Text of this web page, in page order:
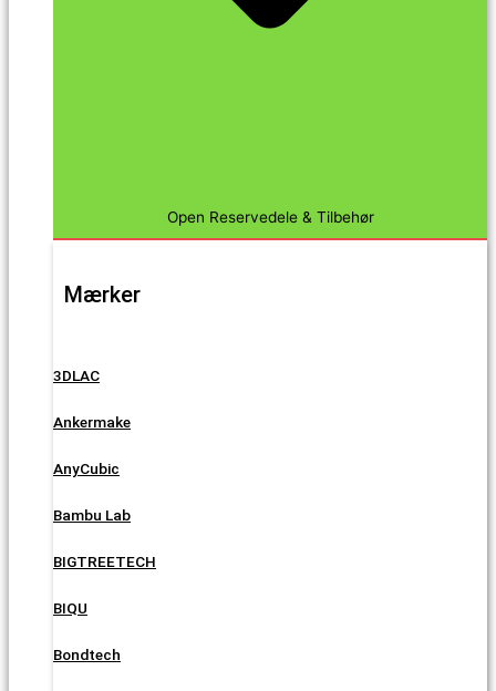
Open Reservedele & Tilbehør
Mærker
3DLAC
Ankermake
AnyCubic
Bambu Lab
BIGTREETECH
BIQU
Bondtech